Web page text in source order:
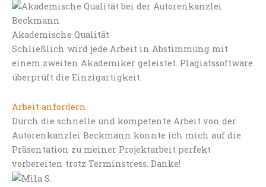
Akademische Qualität
Schließlich wird jede Arbeit in Abstimmung mit
einem zweiten Akademiker geleistet. Plagiatssoftware
überprüft die Einzigartigkeit.
Arbeit anfordern
Durch die schnelle und kompetente Arbeit von der
Autorenkanzlei Beckmann konnte ich mich auf die
Präsentation zu meiner Projektarbeit perfekt
vorbereiten trotz Terminstress. Danke!